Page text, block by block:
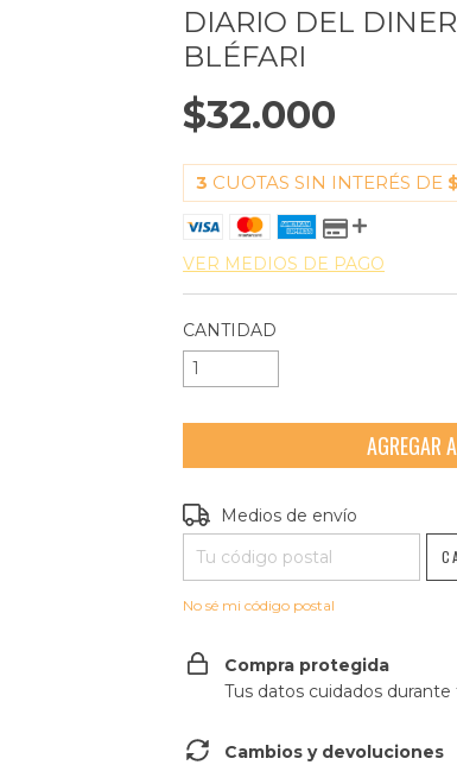
DIARIO DEL
BLÉFARI
$32.000
3 CUOTAS SIN INTERÉS DE
VER MEDIOS DE PAGO
CANTIDAD
Entregas para el CP:
Medios de envío
No sé mi código postal
Compra protegida
Tus datos cuidados durante
Cambios y devoluciones